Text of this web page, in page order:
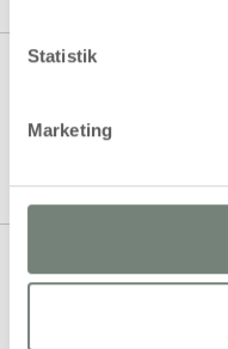
Statistik
Marketing
12